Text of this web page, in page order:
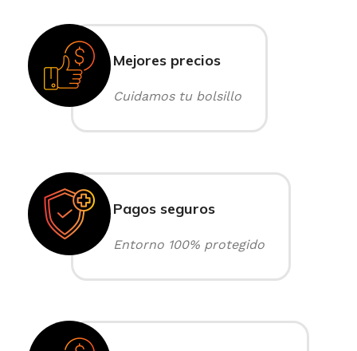
Mejores precios
Cuidamos tu bolsillo
Pagos seguros
Entorno 100% protegido